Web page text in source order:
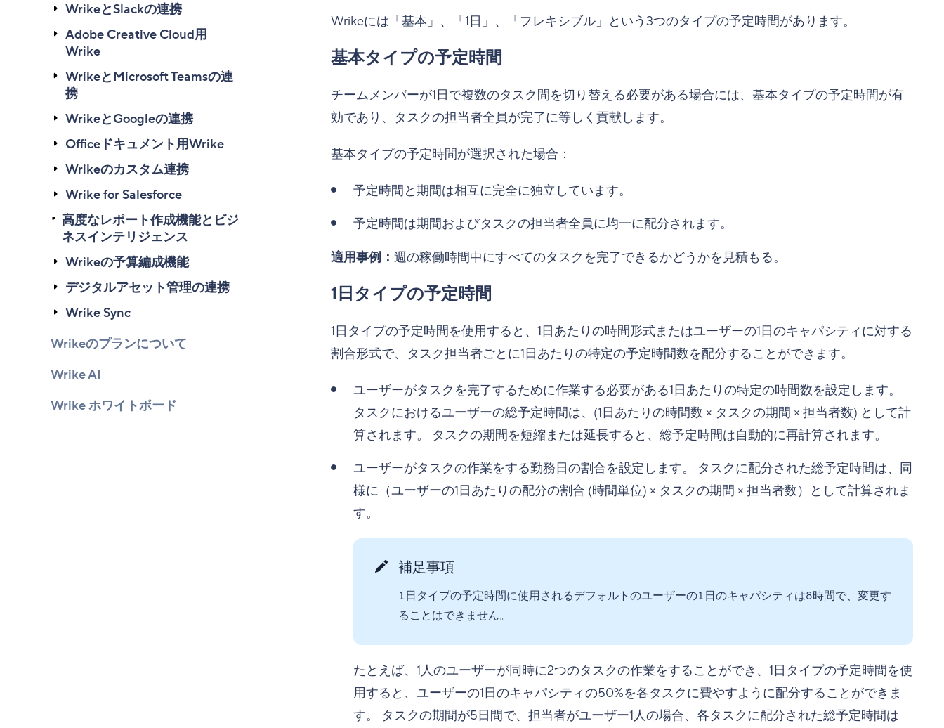
WrikeとSlackの連携
Adobe Creative Cloud用
Wrike
WrikeとMicrosoft Teamsの連
携
WrikeとGoogleの連携
Officeドキュメント用Wrike
Wrikeのカスタム連携
Wrike for Salesforce
高度なレポート作成機能とビジ
ネスインテリジェンス
Wrikeの予算編成機能
デジタルアセット管理の連携
Wrike Sync
Wrikeのプランについて
Wrike AI
Wrike ホワイトボード
Wrikeには「基本」、「1日」、「フレキシブル」という3つのタイプの予定時間があります。
基本タイプの予定時間
チームメンバーが1日で複数のタスク間を切り替える必要がある場合には、基本タイプの予定時間が有
効であり、タスクの担当者全員が完了に等しく貢献します。
基本タイプの予定時間が選択された場合：
予定時間と期間は相互に完全に独立しています。
予定時間は期間およびタスクの担当者全員に均一に配分されます。
適用事例： 週の稼働時間中にすべてのタスクを完了できるかどうかを見積もる。
1日タイプの予定時間
1日タイプの予定時間を使用すると、1日あたりの時間形式またはユーザーの1日のキャパシティに対する
割合形式で、タスク担当者ごとに1日あたりの特定の予定時間数を配分することができます。
ユーザーがタスクを完了するために作業する必要がある1日あたりの特定の時間数を設定します。
タスクにおけるユーザーの総予定時間は、(1日あたりの時間数 × タスクの期間 × 担当者数) として計
算されます。 タスクの期間を短縮または延長すると、総予定時間は自動的に再計算されます。
ユーザーがタスクの作業をする勤務日の割合を設定します。 タスクに配分された総予定時間は、同
様に（ユーザーの1日あたりの配分の割合 (時間単位) × タスクの期間 × 担当者数）として計算されま
す。
補足事項
1日タイプの予定時間に使用されるデフォルトのユーザーの1日のキャパシティは8時間で、変更す
ることはできません。
たとえば、1人のユーザーが同時に2つのタスクの作業をすることができ、1日タイプの予定時間を使
用すると、ユーザーの1日のキャパシティの50%を各タスクに費やすように配分することができま
す。 タスクの期間が5日間で、担当者がユーザー1人の場合、各タスクに配分された総予定時間は